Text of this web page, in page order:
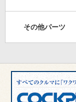
その他パーツ